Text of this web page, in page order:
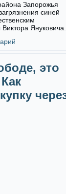
Запорожья
синей
Януковича.
это